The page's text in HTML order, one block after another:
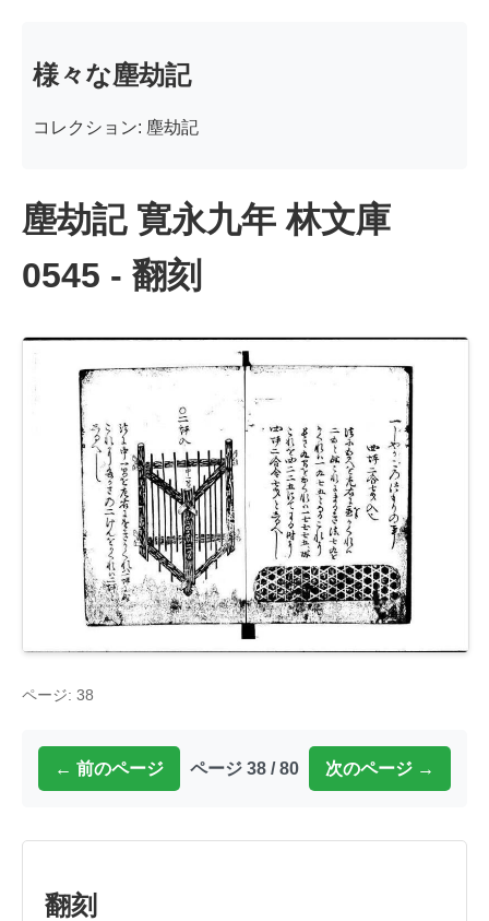
様々な塵劫記
コレクション: 塵劫記
塵劫記 寛永九年 林文庫
0545 - 翻刻
ページ: 38
← 前のページ ページ 38 / 80 次のページ →
翻刻